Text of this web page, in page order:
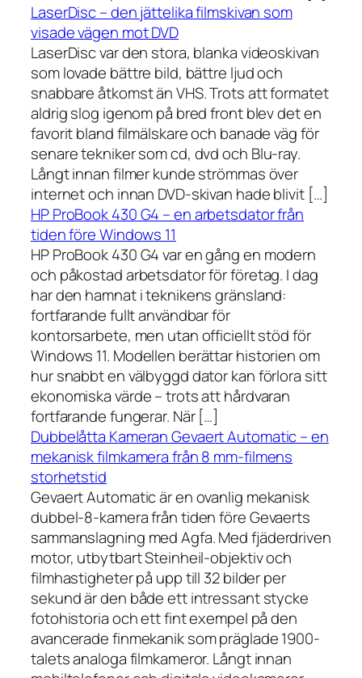
LaserDisc – den jättelika filmskivan som
visade vägen mot DVD
LaserDisc var den stora, blanka videoskivan
som lovade bättre bild, bättre ljud och
snabbare åtkomst än VHS. Trots att formatet
aldrig slog igenom på bred front blev det en
favorit bland filmälskare och banade väg för
senare tekniker som cd, dvd och Blu-ray.
Långt innan filmer kunde strömmas över
internet och innan DVD-skivan hade blivit […]
HP ProBook 430 G4 – en arbetsdator från
tiden före Windows 11
HP ProBook 430 G4 var en gång en modern
och påkostad arbetsdator för företag. I dag
har den hamnat i teknikens gränsland:
fortfarande fullt användbar för
kontorsarbete, men utan officiellt stöd för
Windows 11. Modellen berättar historien om
hur snabbt en välbyggd dator kan förlora sitt
ekonomiska värde – trots att hårdvaran
fortfarande fungerar. När […]
Dubbelåtta Kameran Gevaert Automatic – en
mekanisk filmkamera från 8 mm-filmens
storhetstid
Gevaert Automatic är en ovanlig mekanisk
dubbel-8-kamera från tiden före Gevaerts
sammanslagning med Agfa. Med fjäderdriven
motor, utbytbart Steinheil-objektiv och
filmhastigheter på upp till 32 bilder per
sekund är den både ett intressant stycke
fotohistoria och ett fint exempel på den
avancerade finmekanik som präglade 1900-
talets analoga filmkameror. Långt innan